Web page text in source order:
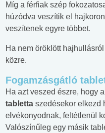
Míg a férfiak szép
húzódva veszítik el
veszítenek egyre többet.
Ha nem öröklött
közre.
Fogamzásgátló
Ha azt veszed észre, hogy
tabletta szedésekor elkezd
elvékonyodnak, feltétlenül
Valószínűleg egy másik